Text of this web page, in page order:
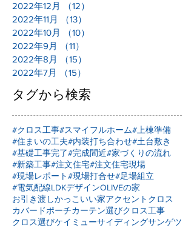
2022年12月
（12）
2022年11月
（13）
2022年10月
（10）
2022年9月
（11）
2022年8月
（15）
2022年7月
（15）
タグから検索
#クロス工事#スマイフルホーム#上棟準備
#住まいの工夫#内装打ち合わせ#土台敷き
#基礎工事完了#完成間近#家づくりの流れ
#新築工事#注文住宅#注文住宅現場
#現場レポート#現場打合せ#足場組立
#電気配線LDKデザインOLIVEの家
お引き渡しかっこいい家アクセントクロス
カバードポーチカーテン選びクロス工事
クロス選びケイミューサイディングサンゲツ